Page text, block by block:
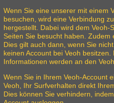
Wenn Sie eine unserer mit einem
besuchen, wird eine Verbindung
hergestellt. Dabei wird dem
Seiten Sie besucht haben. Zudem
Dies gilt auch dann, wenn Sie
keinen Account bei Veoh
Informationen werden an den
Wenn Sie in Ihrem Veoh-Account
Veoh, Ihr Surfverhalten direkt
Dies können Sie verhindern,